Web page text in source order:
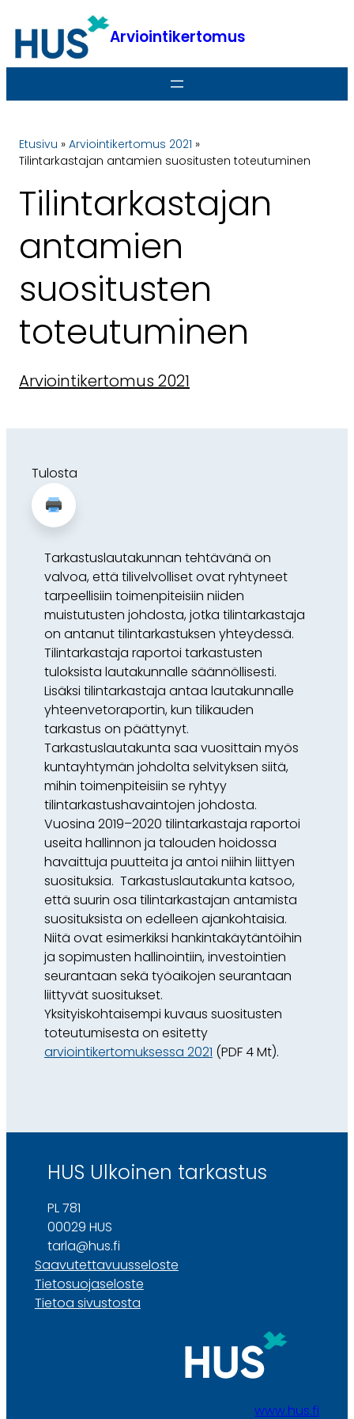
sisältöön
Arviointikertomus
Etusivu » Arviointikertomus 2021 »
Tilintarkastajan antamien suositusten toteutuminen
Tilintarkastajan
antamien
suositusten
toteutuminen
Arviointikertomus 2021
Tulosta
Tarkastuslautakunnan tehtävänä on
valvoa, että tilivelvolliset ovat ryhtyneet
tarpeellisiin toimenpiteisiin niiden
muistutusten johdosta, jotka tilintarkastaja
on antanut tilintarkastuksen yhteydessä.
Tilintarkastaja raportoi tarkastusten
tuloksista lautakunnalle säännöllisesti.
Lisäksi tilintarkastaja antaa lautakunnalle
yhteenvetoraportin, kun tilikauden
tarkastus on päättynyt.
Tarkastuslautakunta saa vuosittain myös
kuntayhtymän johdolta selvityksen siitä,
mihin toimenpiteisiin se ryhtyy
tilintarkastushavaintojen johdosta.
Vuosina 2019–2020 tilintarkastaja raportoi
useita hallinnon ja talouden hoidossa
havaittuja puutteita ja antoi niihin liittyen
suosituksia. Tarkastuslautakunta katsoo,
että suurin osa tilintarkastajan antamista
suosituksista on edelleen ajankohtaisia.
Niitä ovat esimerkiksi hankintakäytäntöihin
ja sopimusten hallinointiin, investointien
seurantaan sekä työaikojen seurantaan
liittyvät suositukset.
Yksityiskohtaisempi kuvaus suositusten
toteutumisesta on esitetty
arviointikertomuksessa 2021 (PDF 4 Mt).
HUS Ulkoinen tarkastus
PL 781
00029 HUS
tarla@hus.fi
Saavutettavuusseloste
Tietosuojaseloste
Tietoa sivustosta
www.hus.fi